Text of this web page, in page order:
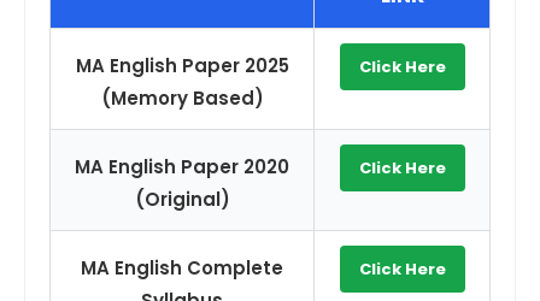
MA English Paper 2025
(Memory Based)
Click Here
MA English Paper 2020
(Original)
Click Here
MA English Complete
Click Here